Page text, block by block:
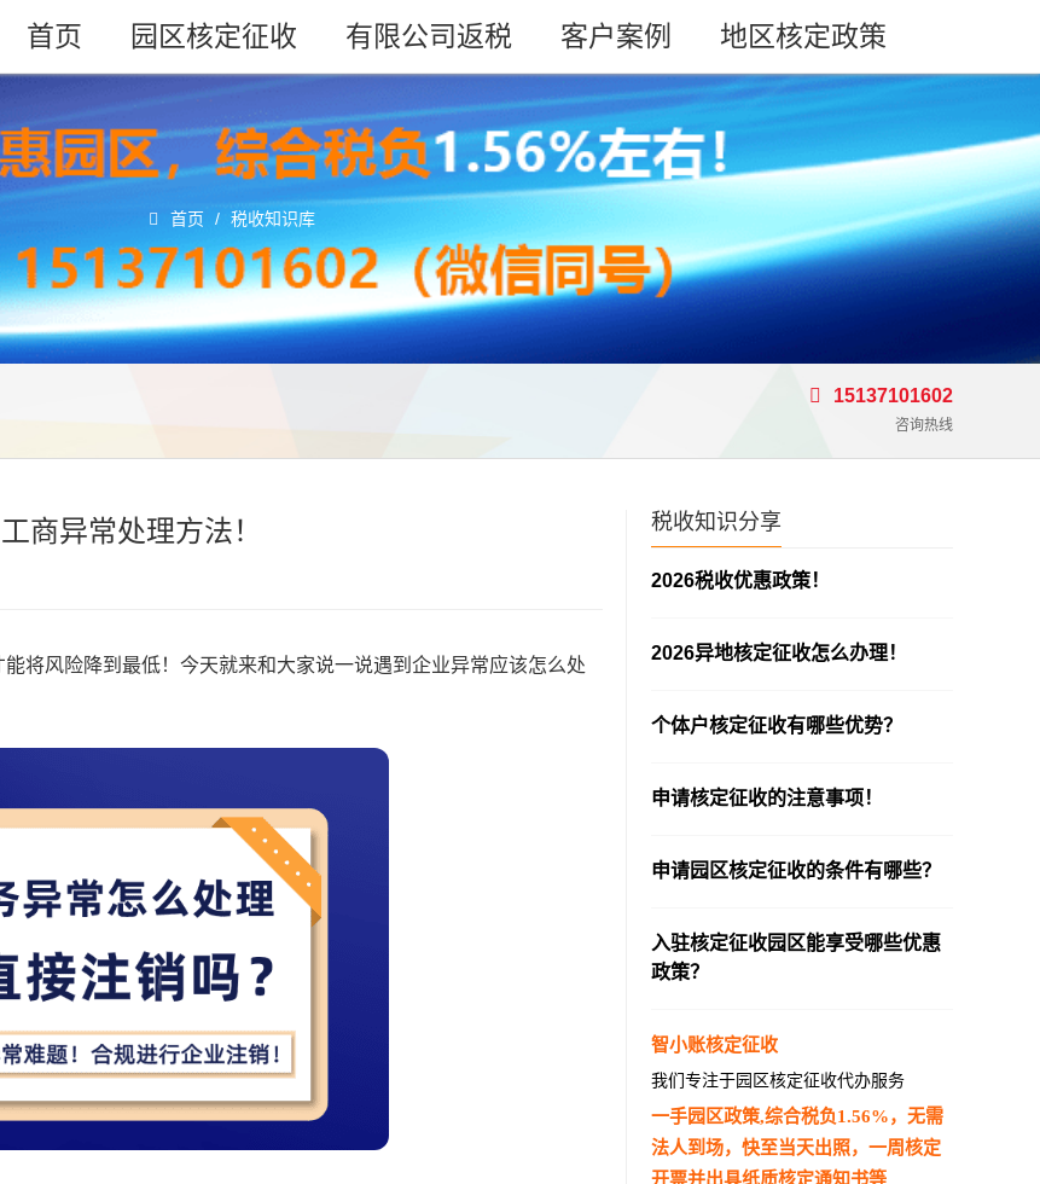
首页 园区核定征收 有限公司返税 客户案例 地区核定政策
首页 / 税收知识库
15137101602
咨询热线
税收知识分享
2026税收优惠政策！
2026异地核定征收怎么办理！
个体户核定征收有哪些优势？
申请核定征收的注意事项！
申请园区核定征收的条件有哪些？
入驻核定征收园区能享受哪些优惠
政策？
智小账核定征收
我们专注于园区核定征收代办服务
一手园区政策,综合税负1.56%，无需
法人到场，快至当天出照，一周核定
开票并出具纸质核定通知书等
商异常处理方法！
将风险降到最低！今天就来和大家说一说遇到企业异常应该怎么处